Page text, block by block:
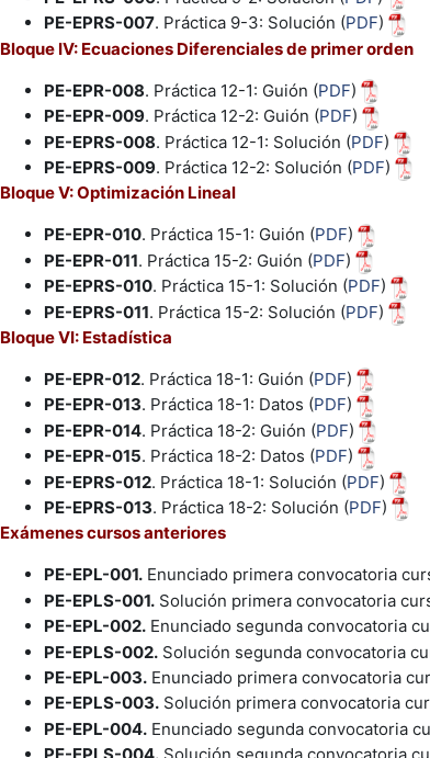
PE-EPRS-007. Práctica 9-3: Solución (PDF)
Bloque IV: Ecuaciones Diferenciales de primer orden
PE-EPR-008. Práctica 12-1: Guión (PDF)
PE-EPR-009. Práctica 12-2: Guión (PDF)
PE-EPRS-008. Práctica 12-1: Solución (PDF)
PE-EPRS-009. Práctica 12-2: Solución (PDF)
Bloque V: Optimización Lineal
PE-EPR-010. Práctica 15-1: Guión (PDF)
PE-EPR-011. Práctica 15-2: Guión (PDF)
PE-EPRS-010. Práctica 15-1: Solución (PDF)
PE-EPRS-011. Práctica 15-2: Solución (PDF)
Bloque VI: Estadística
PE-EPR-012. Práctica 18-1: Guión (PDF)
PE-EPR-013. Práctica 18-1: Datos (PDF)
PE-EPR-014. Práctica 18-2: Guión (PDF)
PE-EPR-015. Práctica 18-2: Datos (PDF)
PE-EPRS-012. Práctica 18-1: Solución (PDF)
PE-EPRS-013. Práctica 18-2: Solución (PDF)
Exámenes cursos anteriores
PE-EPL-001.Enunciado primera convocatoria
PE-EPLS-001.Solución primera convocatoria
PE-EPL-002.Enunciado segunda convocatoria
PE-EPLS-002.Solución segunda convocatoria
PE-EPL-003.Enunciado primera convocatoria
PE-EPLS-003.Solución primera convocatoria
PE-EPL-004.Enunciado segunda convocatoria